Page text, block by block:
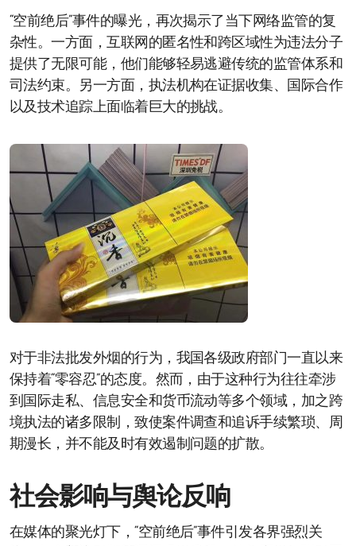
“空前绝后”事件的曝光，再次揭示了当下网络监管的复
杂性。一方面，互联网的匿名性和跨区域性为违法分子
提供了无限可能，他们能够轻易逃避传统的监管体系和
司法约束。另一方面，执法机构在证据收集、国际合作
以及技术追踪上面临着巨大的挑战。
对于非法批发外烟的行为，我国各级政府部门一直以来
保持着“零容忍”的态度。然而，由于这种行为往往牵涉
到国际走私、信息安全和货币流动等多个领域，加之跨
境执法的诸多限制，致使案件调查和追诉手续繁琐、周
期漫长，并不能及时有效遏制问题的扩散。
社会影响与舆论反响
在媒体的聚光灯下，“空前绝后”事件引发各界强烈关